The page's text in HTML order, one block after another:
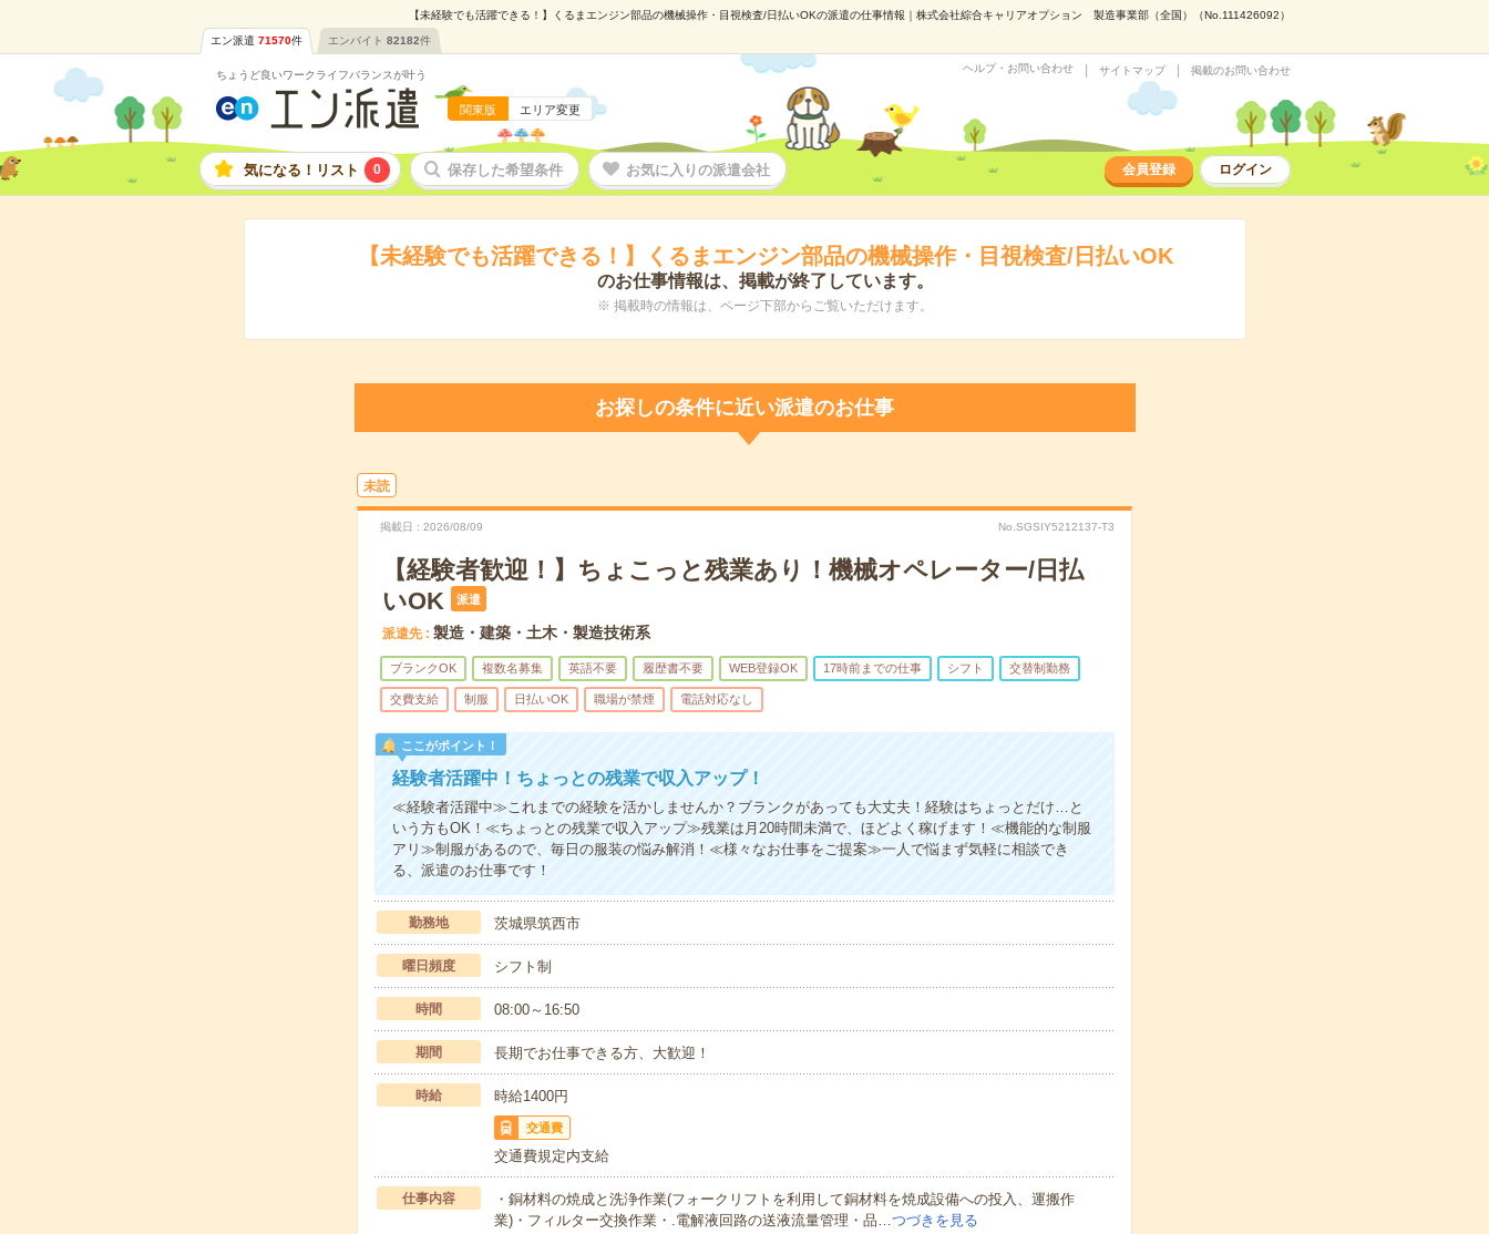
【未経験でも活躍できる！】くるまエンジン部品の機械操作・目視検査/日払いOKの派遣の仕事情報｜株式会社綜合キャリアオプション 製造事業部（全国）（No.111426092）
エン派遣 71570件 エンバイト 82182件
ちょうど良いワークライフバランスが叶う
関東版 エリア変更
ヘルプ・お問い合わせ サイトマップ 掲載のお問い合わせ
気になる！リスト 0 保存した希望条件 お気に入りの派遣会社 会員登録 ログイン
【未経験でも活躍できる！】くるまエンジン部品の機械操作・目視検査/日払いOK
のお仕事情報は、掲載が終了しています。
※ 掲載時の情報は、ページ下部からご覧いただけます。
お探しの条件に近い派遣のお仕事
未読
掲載日 2026/08/09 No.SGSIY5212137-T3
【経験者歓迎！】ちょこっと残業あり！機械オペレーター/日払
いOK
派遣
派遣先 製造・建築・土木・製造技術系
ブランクOK 複数名募集 英語不要 履歴書不要 WEB登録OK 17時前までの仕事 シフト 交替制勤務
交費支給 制服 日払いOK 職場が禁煙 電話対応なし
ここがポイント！
経験者活躍中！ちょっとの残業で収入アップ！
≪経験者活躍中≫これまでの経験を活かしませんか？ブランクがあっても大丈夫！経験はちょっとだけ…と
いう方もOK！≪ちょっとの残業で収入アップ≫残業は月20時間未満で、ほどよく稼げます！≪機能的な制服
アリ≫制服があるので、毎日の服装の悩み解消！≪様々なお仕事をご提案≫一人で悩まず気軽に相談でき
る、派遣のお仕事です！
勤務地 茨城県筑西市
曜日頻度 シフト制
時間 08:00～16:50
期間 長期でお仕事できる方、大歓迎！
時給 時給1400円
交通費
交通費規定内支給
仕事内容
・銅材料の焼成と洗浄作業(フォークリフトを利用して銅材料を焼成設備への投入、運搬作
業)・フィルター交換作業・.電解液回路の送液流量管理・品…つづきを見る